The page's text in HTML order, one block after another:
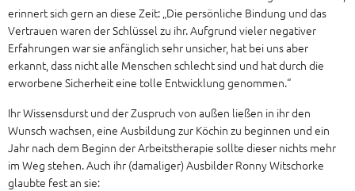
erinnert sich gern an diese Zeit: „Die persönliche Bindung und das
Vertrauen waren der Schlüssel zu ihr. Aufgrund vieler negativer
Erfahrungen war sie anfänglich sehr unsicher, hat bei uns aber
erkannt, dass nicht alle Menschen schlecht sind und hat durch die
erworbene Sicherheit eine tolle Entwicklung genommen.“
Ihr Wissensdurst und der Zuspruch von außen ließen in ihr den
Wunsch wachsen, eine Ausbildung zur Köchin zu beginnen und ein
Jahr nach dem Beginn der Arbeitstherapie sollte dieser nichts mehr
im Weg stehen. Auch ihr (damaliger) Ausbilder Ronny Witschorke
glaubte fest an sie: